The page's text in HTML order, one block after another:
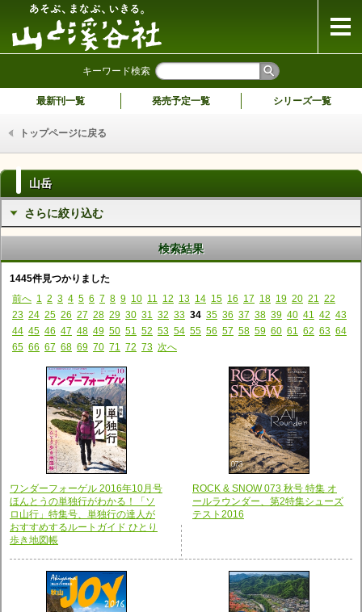
キーワード検索
最新刊一覧 発売予定一覧 シリーズ一覧
トップページに戻る
山岳
さらに絞り込む
検索結果
1445件見つかりました
前へ 1 2 3 4 5 6 7 8 9 10 11 12 13 14 15 16 17 18 19 20 21
22
23 24 25 26 27 28 29 30 31 32 33 34 35 36 37 38 39 40 41 42 43
44 45 46 47 48 49 50 51 52 53 54 55 56 57 58 59 60 61 62 63 64
65 66 67 68 69 70 71 72 73 次へ
ワンダーフォーゲル 2016年10月号
ほんとうの単独行がわかる！「ソ
ロ山行」特集号、単独行の達人が
おすすめするルートガイド ひとり
歩き地図帳
ROCK & SNOW 073 秋号 特集 オ
ールラウンダー、第2特集シューズ
テスト2016